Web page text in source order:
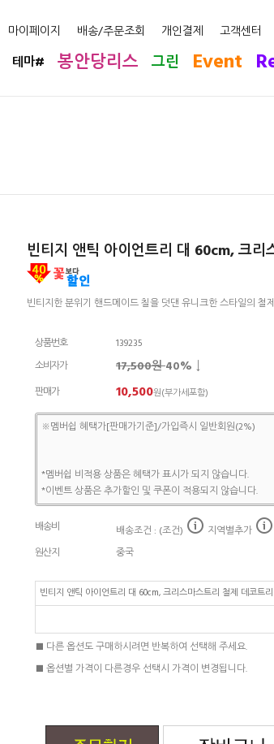
마이페이지 배송/주문조회 개인결제 고객센터
테마# 봉안당리스 그린 Event
빈티지 앤틱 아이언트리 대 60cm, 크리
빈티지한 분위기 핸드메이드 칠을 덧댄 유니크한 스타일의 철
상품번호
139235
소비자가
17,500원40% ↓
판매가 10,500원(부가세포함)
※멤버쉽 혜택가[판매가기준]/가입즉시 일반회원(2%)
*멤버쉽 비적용 상품은 혜택가 표시가 되지 않습니다.
*이벤트 상품은 추가할인 및 쿠폰이 적용되지 않습니다.
배송비 배송조건 : (조건)
지역별추가
원산지
중국
빈티지 앤틱 아이언트리 대 60cm, 크리스마스트리 철제 데코트리
■ 다른 옵션도 구매하시려면 반복하여 선택해 주세요.
■ 옵션별 가격이 다른경우 선택시 가격이 변경됩니다.